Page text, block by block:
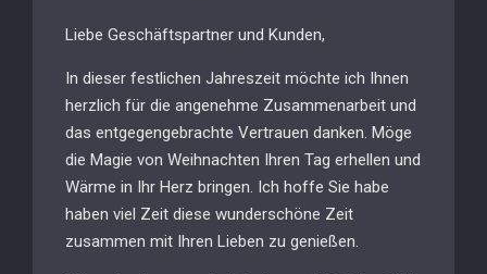
Liebe Geschäftspartner und Kunden,
In dieser festlichen Jahreszeit möchte ich Ihnen
herzlich für die angenehme Zusammenarbeit und
das entgegengebrachte Vertrauen danken. Möge
die Magie von Weihnachten Ihren Tag erhellen und
Wärme in Ihr Herz bringen. Ich hoffe Sie habe
haben viel Zeit diese wunderschöne Zeit
zusammen mit Ihren Lieben zu genießen.